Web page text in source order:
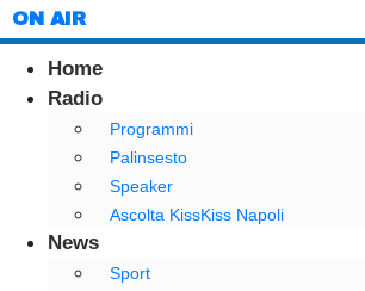
ON AIR
Home
Radio
Programmi
Palinsesto
Speaker
Ascolta KissKiss Napoli
News
Sport